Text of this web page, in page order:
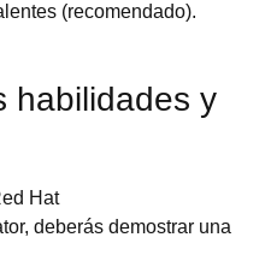
(recomendado).
habilidades y
Hat
deberás demostrar una